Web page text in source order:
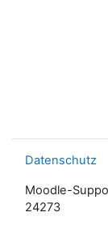
Datenschutz
Moodle-
24273